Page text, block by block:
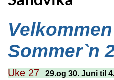
Sommer`n
Uke 27 29.og 30. Juni til